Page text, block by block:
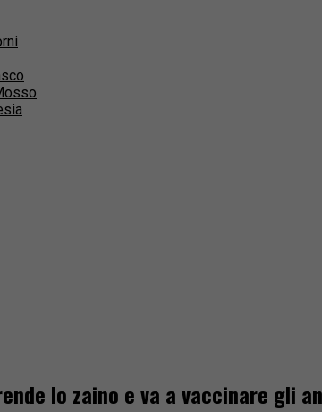
lo zaino e va a vaccinare gli